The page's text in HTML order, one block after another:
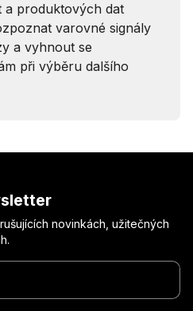
a produktových dat
varovné signály
a vyhnout se
při výběru dalšího
novinkách, užitečných